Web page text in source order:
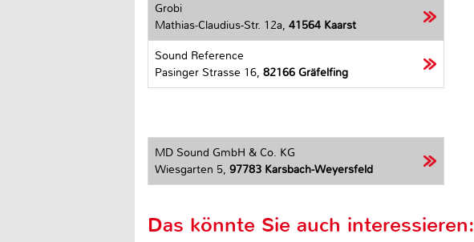
Grobi
Mathias-Claudius-Str. 12a, 41564 Kaarst
Sound Reference
Pasinger Strasse 16, 82166 Gräfelfing
MD Sound GmbH & Co. KG
Wiesgarten 5, 97783 Karsbach-Weyersfeld
Das könnte Sie auch interessieren: